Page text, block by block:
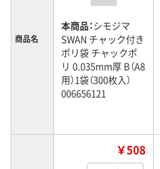
商品名
本商品：シモジマ
SWAN チャック付き
ポリ袋 チャックポ
リ 0.035mm厚 B（A8
用）1袋（300枚入）
006656121
￥508